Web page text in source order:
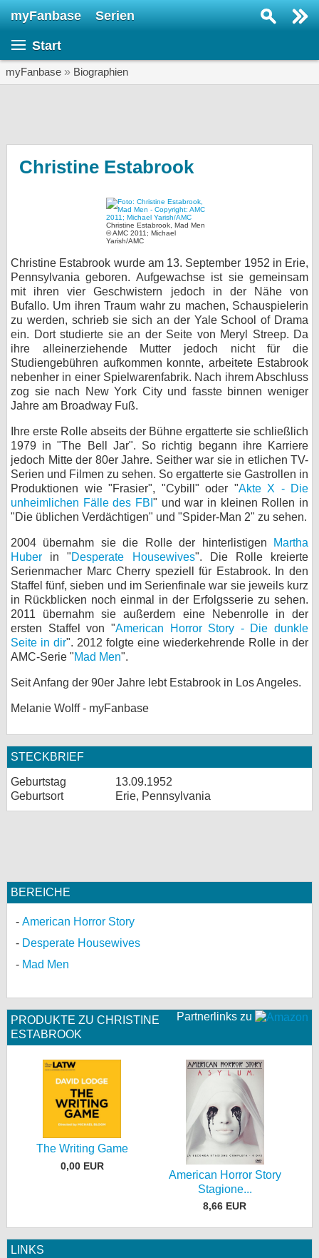
myFanbase Serien
Start
myFanbase » Biographien
Christine Estabrook
Christine Estabrook, Mad Men
© AMC 2011; Michael
Yarish/AMC
Christine Estabrook wurde am 13. September 1952 in Erie,
Pennsylvania geboren. Aufgewachse ist sie gemeinsam
mit ihren vier Geschwistern jedoch in der Nähe von
Bufallo. Um ihren Traum wahr zu machen, Schauspielerin
zu werden, schrieb sie sich an der Yale School of Drama
ein. Dort studierte sie an der Seite von Meryl Streep. Da
ihre alleinerziehende Mutter jedoch nicht für die
Studiengebühren aufkommen konnte, arbeitete Estabrook
nebenher in einer Spielwarenfabrik. Nach ihrem Abschluss
zog sie nach New York City und fasste binnen weniger
Jahre am Broadway Fuß.
Ihre erste Rolle abseits der Bühne ergatterte sie schließlich
1979 in "The Bell Jar". So richtig begann ihre Karriere
jedoch Mitte der 80er Jahre. Seither war sie in etlichen TV-
Serien und Filmen zu sehen. So ergatterte sie Gastrollen in
Produktionen wie "Frasier", "Cybill" oder "Akte X - Die
unheimlichen Fälle des FBI " und war in kleinen Rollen in
"Die üblichen Verdächtigen" und "Spider-Man 2" zu sehen.
2004 übernahm sie die Rolle der hinterlistigen
Martha
Huber in "Desperate Housewives". Die Rolle kreierte
Serienmacher Marc Cherry speziell für Estabrook. In den
Staffel fünf, sieben und im Serienfinale war sie jeweils kurz
in Rückblicken noch einmal in der Erfolgsserie zu sehen.
2011 übernahm sie außerdem eine Nebenrolle in der
ersten Staffel von "American Horror Story - Die dunkle
Seite in dir". 2012 folgte eine wiederkehrende Rolle in der
AMC-Serie "Mad Men".
Seit Anfang der 90er Jahre lebt Estabrook in Los Angeles.
Melanie Wolff - myFanbase
STECKBRIEF
Geburtstag
13.09.1952
Geburtsort
Erie, Pennsylvania
BEREICHE
American Horror Story
Desperate Housewives
Mad Men
Partnerlinks zu
PRODUKTE ZU CHRISTINE
ESTABROOK
The Writing Game
0,00 EUR
American Horror Story
Stagione...
8,66 EUR
LINKS
KULTUR
Specials
Gewinnspiele
Forum
bei X
bei Facebook
Nutzungsbedingungen
Datenschutz
Cookie-Einstellungen
Impressum
Desktop-Ansicht
myFanbase